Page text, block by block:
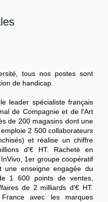
tous nos postes sont
de handicap.
leader spécialiste français
de Compagnie et de l'Art
de 200 magasins dont une
2 500 collaborateurs
et réalise un chiffre
d'€ HT. Racheté en
1er groupe coopératif
une enseigne engagée du
1 600 points de ventes,
de 2 milliards d'€ HT.
avec les marques